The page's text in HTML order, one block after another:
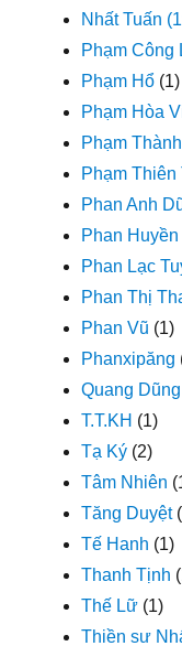
Nhất Tuấn
Phạm Công
Phạm Hổ (1)
Phạm Hòa
Phạm
Phạm Thiên
Phan Anh
Phan
Phan Lạc
Phan Thị
Phan Vũ (1)
Phanxipăng
Quang Dũng
T.T.KH (1)
Tạ Ký (2)
Tâm Nhiên
Tăng Duyệt
Tế Hanh (1)
Thanh Tịnh
Thế Lữ (1)
Thiền sư